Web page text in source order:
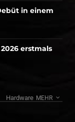
in einem
erstmals
Hardware MEHR